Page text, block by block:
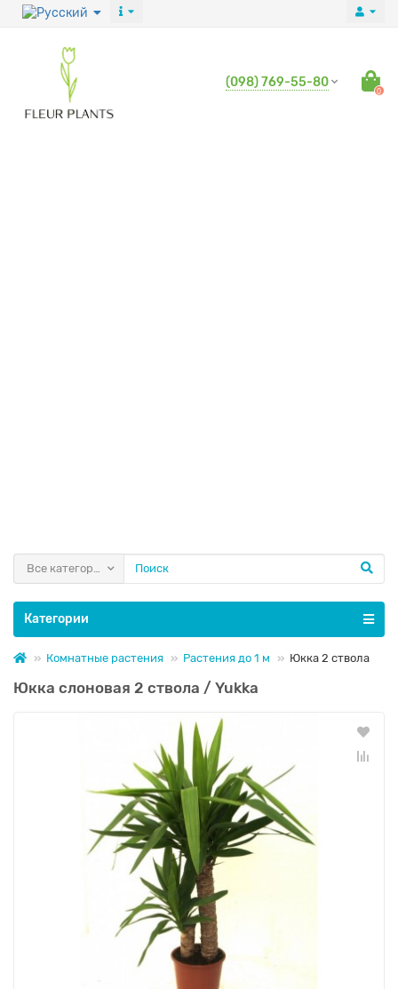
(098) 769-55-80
0
Все категории
Категории
Комнатные растения Растения до 1 м Юкка 2 ствола
Юкка слоновая 2 ствола / Yukka